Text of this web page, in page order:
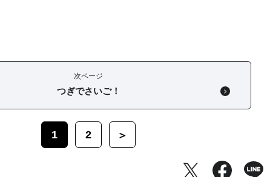
次ページ
つぎでさいご！
1 2 ＞